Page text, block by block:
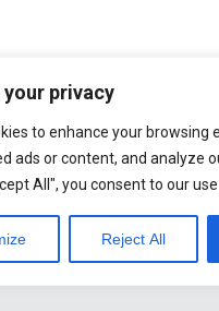
your privacy
to enhance your browsing
ads or content, and analyze
All", you consent to our
Reject All
Insurance Financial